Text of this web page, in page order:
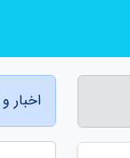
اخبار